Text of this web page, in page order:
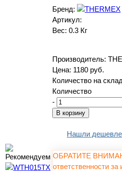
Бренд:
Артикул:
Вес: 0.3 Кг
Производитель:
Цена: 1180 руб.
Количество на
Количество
-
Нашли
ОБРАТИТЕ
ответственности